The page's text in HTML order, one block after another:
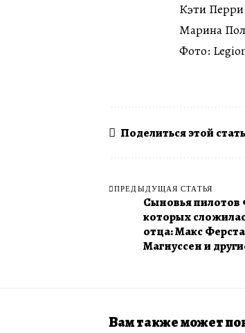
Кэти Перри
Марина
Фото:
Поделиться этой
ПРЕДЫДУЩАЯ СТАТЬЯ
Сыновья пилотов
которых
отца: Макс
Магнуссен и
Вам также может